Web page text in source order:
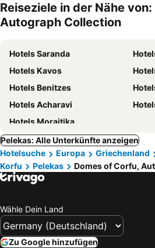
Reiseziele in der Nähe
Autograph Collection
Hotels Saranda
Hotels Kavos
Hotels
Hotels Benitzes
Hotels Acharavi
Hotels Moraitika
Pelekas: Alle Unterkünfte anzeigen
Hotelsuche
Europa Griechenland
Korfu
Pelekas Domes of Corfu,
Wähle Dein Land
Zu Google hinzufügen